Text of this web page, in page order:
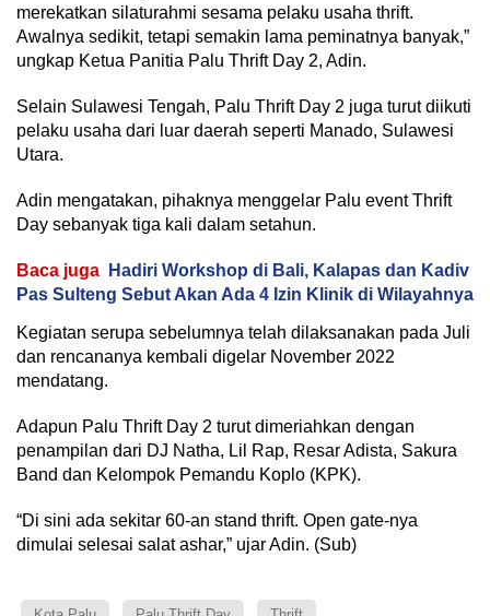
merekatkan silaturahmi sesama pelaku usaha thrift.
Awalnya sedikit, tetapi semakin lama peminatnya banyak,”
ungkap Ketua Panitia Palu Thrift Day 2, Adin.
Selain Sulawesi Tengah, Palu Thrift Day 2 juga turut diikuti
pelaku usaha dari luar daerah seperti Manado, Sulawesi
Utara.
Adin mengatakan, pihaknya menggelar Palu event Thrift
Day sebanyak tiga kali dalam setahun.
Baca juga
Hadiri Workshop di Bali, Kalapas dan Kadiv
Pas Sulteng Sebut Akan Ada 4 Izin Klinik di Wilayahnya
Kegiatan serupa sebelumnya telah dilaksanakan pada Juli
dan rencananya kembali digelar November 2022
mendatang.
Adapun Palu Thrift Day 2 turut dimeriahkan dengan
penampilan dari DJ Natha, Lil Rap, Resar Adista, Sakura
Band dan Kelompok Pemandu Koplo (KPK).
“Di sini ada sekitar 60-an stand thrift. Open gate-nya
dimulai selesai salat ashar,” ujar Adin. (Sub)